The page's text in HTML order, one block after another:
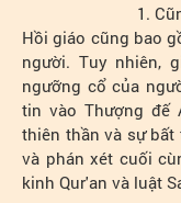
1. Cũng
Hồi giáo cũng bao
người. Tuy nhiên,
ngưỡng cổ của
tin vào Thượng đế
thiên thần và sự
và phán xét cuối
kinh Qur'an và luật